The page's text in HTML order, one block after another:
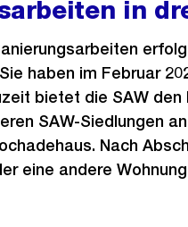
in
haben im Februar
bietet die SAW
SAW-Siedlungen
Nach
eine andere